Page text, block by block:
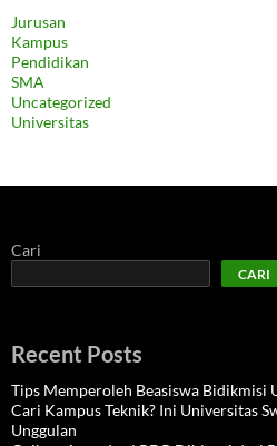
Jurusan
Kampus
Pendidikan
SMA
Uncategorized
Universitas
Cari
CARI
Recent Posts
Tips Memperoleh Beasiswa Bidikmisi
Cari Kampus Teknik? Ini Universitas
Unggulan